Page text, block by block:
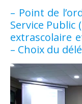
– Point de l’ordre du jour: 1) Délégation de
Service Public
extrascolaire
– Choix du